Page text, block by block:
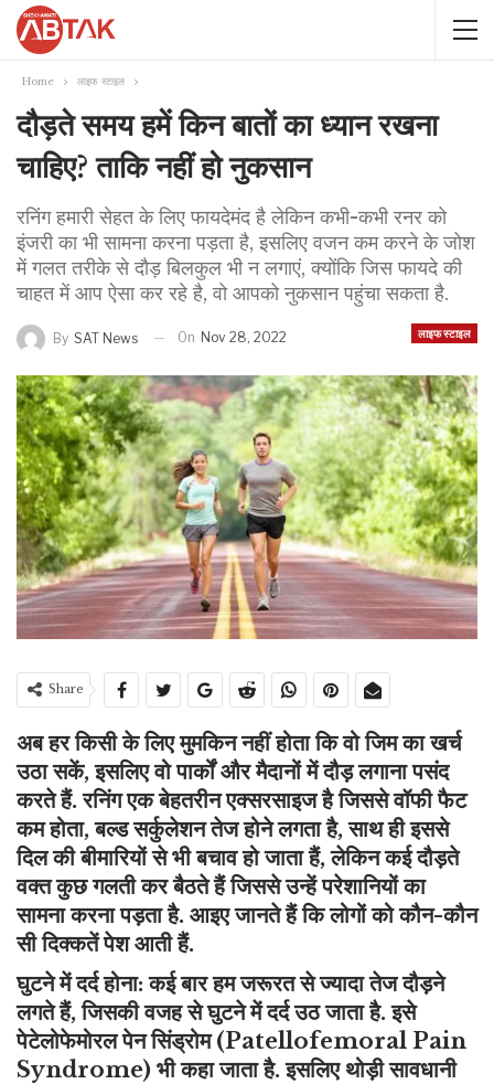
Home लाइफ स्टाइल
दौड़ते समय हमें किन बातों का ध्यान रखना
चाहिए? ताकि नहीं हो नुकसान
रनिंग हमारी सेहत के लिए फायदेमंद है लेकिन कभी-कभी रनर को
इंजरी का भी सामना करना पड़ता है, इसलिए वजन कम करने के जोश
में गलत तरीके से दौड़ बिलकुल भी न लगाएं, क्योंकि जिस फायदे की
चाहत में आप ऐसा कर रहे है, वो आपको नुकसान पहुंचा सकता है.
लाइफ स्टाइल
By SAT News On Nov 28, 2022
Share
अब हर किसी के लिए मुमकिन नहीं होता कि वो जिम का खर्च
उठा सकें, इसलिए वो पार्कों और मैदानों में दौड़ लगाना पसंद
करते हैं. रनिंग एक बेहतरीन एक्सरसाइज है जिससे वॉफी फैट
कम होता, बल्ड सर्कुलेशन तेज होने लगता है, साथ ही इससे
दिल की बीमारियों से भी बचाव हो जाता हैं, लेकिन कई दौड़ते
वक्त कुछ गलती कर बैठते हैं जिससे उन्हें परेशानियों का
सामना करना पड़ता है. आइए जानते हैं कि लोगों को कौन-कौन
सी दिक्कतें पेश आती हैं.
घुटने में दर्द होना: कई बार हम जरूरत से ज्यादा तेज दौड़ने
लगते हैं, जिसकी वजह से घुटने में दर्द उठ जाता है. इसे
पेटेलोफेमोरल पेन सिंड्रोम (Patellofemoral Pain
Syndrome) भी कहा जाता है. इसलिए थोड़ी सावधानी